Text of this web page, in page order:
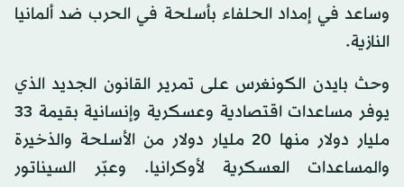
وساعد في إمداد الحلفاء بأسلحة في الحرب ضد ألمانيا
النازية.
وحث بايدن الكونغرس على تمرير القانون الجديد الذي
يوفر مساعدات اقتصادية وعسكرية وإنسانية بقيمة 33
مليار دولار منها 20 مليار دولار من الأسلحة والذخيرة
والمساعدات العسكرية لأوكرانيا. وعبّر السيناتور